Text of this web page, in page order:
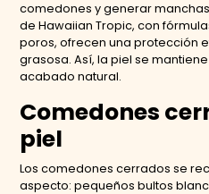
comedones y generar
de Hawaiian Tropic, con
poros, ofrecen una protección
grasosa. Así, la piel se
acabado natural.
Comedones
piel
Los comedones cerrados se
aspecto: pequeños bultos